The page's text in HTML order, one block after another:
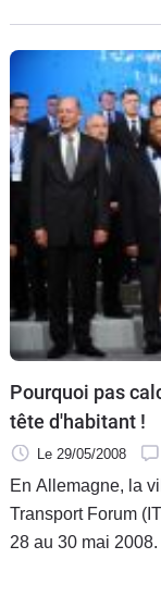
présente la
Pourquoi pas
tête d'habitant !
Le 29/05/2008
En Allemagne, la
Transport Forum
28 au 30 mai